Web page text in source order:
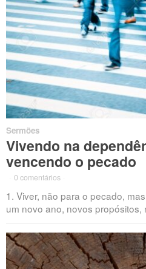
Sermões
Vivendo na
vencendo o pecado
0 comentários
1. Viver, não para o pecado,
um novo ano, novos